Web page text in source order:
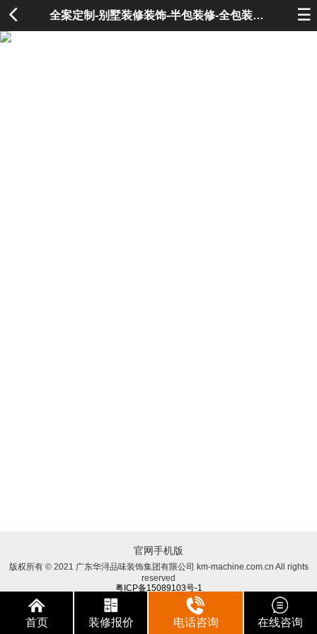
 全案定制-别墅装修装饰-半包装修-全包装修-高端室内家装装修公司-华浔品味装饰集团官网 
官网手机版
版权所有 © 2021 广东华浔品味装饰集团有限公司 km-machine.com.cn All rights
reserved
粤ICP备15089103号-1
首页 装修报价 电话咨询 在线咨询